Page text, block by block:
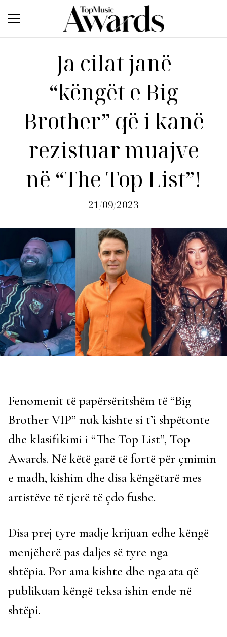
Ja cilat janë
“këngët e Big
Brother” që i kanë
rezistuar muajve
në “The Top List”!
21/09/2023
Fenomenit të papërsëritshëm të “Big
Brother VIP” nuk kishte si t’i shpëtonte
dhe klasifikimi i “The Top List”, Top
Awards. Në këtë garë të fortë për çmimin
e madh, kishim dhe disa këngëtarë mes
artistëve të tjerë të çdo fushe.
Disa prej tyre madje krijuan edhe këngë
menjëherë pas daljes së tyre nga
shtëpia. Por ama kishte dhe nga ata që
publikuan këngë teksa ishin ende në
shtëpi.